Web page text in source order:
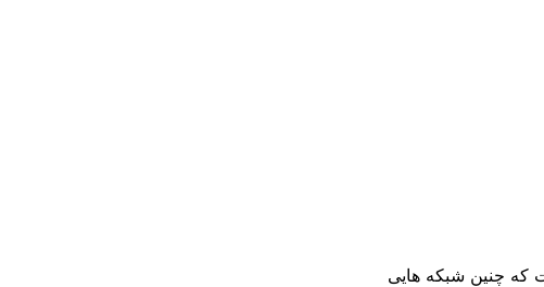
که چنین شبکه هایی